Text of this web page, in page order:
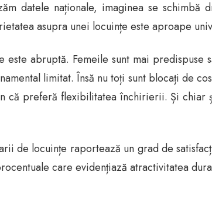
datele naționale, imaginea se schimbă
asupra unei locuințe este aproape
este abruptă. Femeile sunt mai
limitat. Însă nu toți sunt blocați de
că preferă flexibilitatea închirierii. Și
de locuințe raportează un grad de
care evidențiază atractivitatea